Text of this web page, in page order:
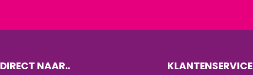
DIRECT NAAR.. KLANTENSERVICE